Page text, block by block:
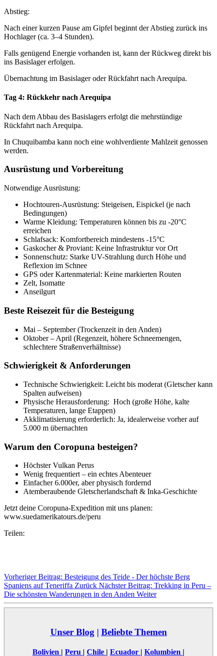
Abstieg:
Nach einer kurzen Pause am Gipfel beginnt der Abstieg zurück ins
Hochlager (ca. 3–4 Stunden).
Falls genügend Energie vorhanden ist, kann der Rückweg direkt bis
ins Basislager erfolgen.
Übernachtung im Basislager oder Rückfahrt nach Arequipa.
Tag 4: Rückkehr nach Arequipa
Nach dem Abbau des Basislagers erfolgt die mehrstündige
Rückfahrt nach Arequipa.
In Chuquibamba kann noch eine wohlverdiente Mahlzeit genossen
werden.
Ausrüstung und Vorbereitung
Notwendige Ausrüstung:
Hochtouren-Ausrüstung: Steigeisen, Eispickel (je nach
Bedingungen)
Warme Kleidung: Temperaturen können bis zu -20°C
erreichen
Schlafsack: Komfortbereich mindestens -15°C
Gaskocher & Proviant: Keine Infrastruktur vor Ort
Sonnenschutz: Starke UV-Strahlung durch Höhe und
Reflexion im Schnee
GPS oder Kartenmaterial: Keine markierten Routen
Zelt, Isomatte
Anseilgurt
Beste Reisezeit für die Besteigung
Mai – September (Trockenzeit in den Anden)
Oktober – April (Regenzeit, höhere Schneemengen,
schlechtere Straßenverhältnisse)
Schwierigkeit & Anforderungen
Technische Schwierigkeit: Leicht bis moderat (Gletscher kann
Spalten aufweisen)
Physische Herausforderung: Hoch (große Höhe, kalte
Temperaturen, lange Etappen)
Akklimatisierung erforderlich: Ja, idealerweise vorher auf
5.000 m übernachten
Warum den Coropuna besteigen?
Höchster Vulkan Perus
Wenig frequentiert – ein echtes Abenteuer
Einfacher 6.000er, aber physisch fordernd
Atemberaubende Gletscherlandschaft & Inka-Geschichte
Jetzt deine Coropuna-Expedition mit uns planen:
www.suedamerikatours.de/peru
Teilen:
Vorheriger Beitrag: Besteigung des Teide - Der höchste Berg
Spaniens auf Teneriffa Zurück Nächster Beitrag: Trekking in Peru –
Die schönsten Wanderungen in den Anden Weiter
Unser Blog | Beliebte Themen
Bolivien | Peru | Chile | Ecuador | Kolumbien |